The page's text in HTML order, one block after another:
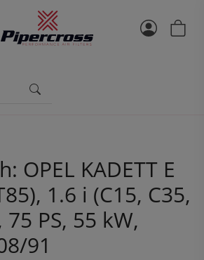
OPEL KADETT E
1.6 i (C15, C35,
PS, 55 kW,
91